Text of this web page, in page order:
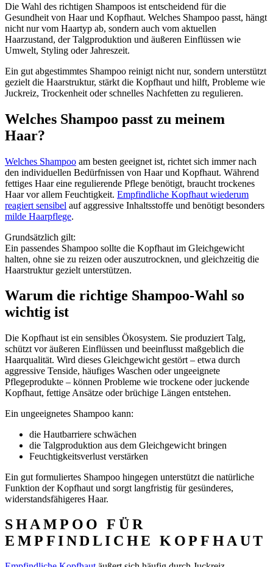
Die Wahl des richtigen Shampoos ist entscheidend für die
Gesundheit von Haar und Kopfhaut. Welches Shampoo passt, hängt
nicht nur vom Haartyp ab, sondern auch vom aktuellen
Haarzustand, der Talgproduktion und äußeren Einflüssen wie
Umwelt, Styling oder Jahreszeit.
Ein gut abgestimmtes Shampoo reinigt nicht nur, sondern unterstützt
gezielt die Haarstruktur, stärkt die Kopfhaut und hilft, Probleme wie
Juckreiz, Trockenheit oder schnelles Nachfetten zu regulieren.
Welches Shampoo passt zu meinem
Haar?
Welches Shampoo am besten geeignet ist, richtet sich immer nach
den individuellen Bedürfnissen von Haar und Kopfhaut. Während
fettiges Haar eine regulierende Pflege benötigt, braucht trockenes
Haar vor allem Feuchtigkeit. Empfindliche Kopfhaut wiederum
reagiert sensibel auf aggressive Inhaltsstoffe und benötigt besonders
milde Haarpflege.
Grundsätzlich gilt:
Ein passendes Shampoo sollte die Kopfhaut im Gleichgewicht
halten, ohne sie zu reizen oder auszutrocknen, und gleichzeitig die
Haarstruktur gezielt unterstützen.
Warum die richtige Shampoo-Wahl so
wichtig ist
Die Kopfhaut ist ein sensibles Ökosystem. Sie produziert Talg,
schützt vor äußeren Einflüssen und beeinflusst maßgeblich die
Haarqualität. Wird dieses Gleichgewicht gestört – etwa durch
aggressive Tenside, häufiges Waschen oder ungeeignete
Pflegeprodukte – können Probleme wie trockene oder juckende
Kopfhaut, fettige Ansätze oder brüchige Längen entstehen.
Ein ungeeignetes Shampoo kann:
die Hautbarriere schwächen
die Talgproduktion aus dem Gleichgewicht bringen
Feuchtigkeitsverlust verstärken
Ein gut formuliertes Shampoo hingegen unterstützt die natürliche
Funktion der Kopfhaut und sorgt langfristig für gesünderes,
widerstandsfähigeres Haar.
SHAMPOO FÜR
EMPFINDLICHE KOPFHAUT